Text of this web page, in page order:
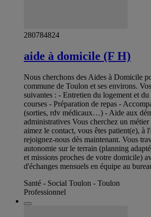
280784824
aide à domicile (F H)
Nous cherchons des Aides à Domicile
commune de Toulon et ses environs.
suivantes : - Entretien du logement et
courses - Préparation de repas -
(sorties, rdv médicaux…) - Aide aux
administratives Vous cherchez un
aimez le contact, vous êtes patient(e), à
rejoignez-nous dès maintenant. Vous
autonomie sur le terrain (planning
et missions proches de votre domicile)
d'échanges mensuels en équipe au
Santé - Social Toulon - Toulon
Professionnel